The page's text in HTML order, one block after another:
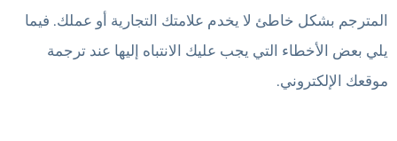
المترجم بشكل خاطئ لا يخدم علامتك التجارية أو عملك. فيما
يلي بعض الأخطاء التي يجب عليك الانتباه إليها عند ترجمة
موقعك الإلكتروني.